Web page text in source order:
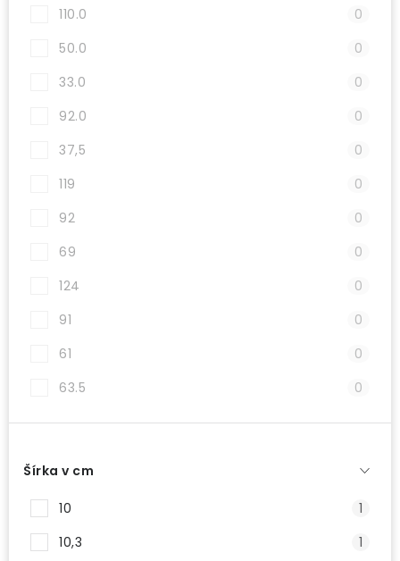
110.0
0
50.0
0
33.0
0
92.0
0
37,5
0
119
0
92
0
69
0
124
0
91
0
61
0
63.5
0
Šírka v cm
10
1
10,3
1